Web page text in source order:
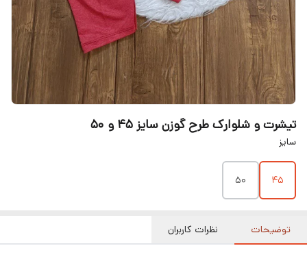
تیشرت و شلوارک طرح گوزن سایز ۴۵ و ۵۰
سایز
۴۵ ۵۰
توضیحات نظرات کاربران